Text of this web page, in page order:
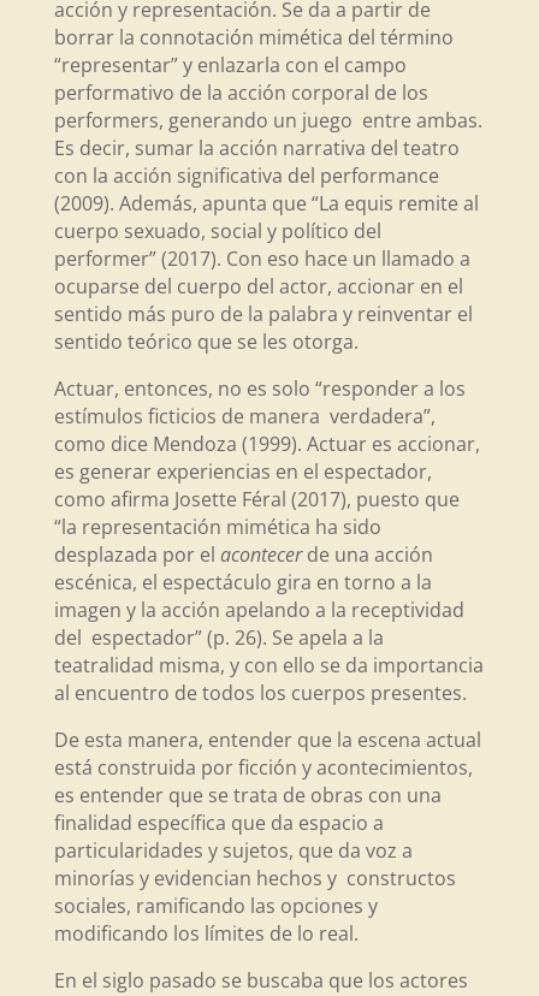
acción y representación. Se da a partir de
borrar la connotación mimética del término
“representar” y enlazarla con el campo
performativo de la acción corporal de los
performers, generando un juego entre ambas.
Es decir, sumar la acción narrativa del teatro
con la acción significativa del performance
(2009). Además, apunta que “La equis remite al
cuerpo sexuado, social y político del
performer” (2017). Con eso hace un llamado a
ocuparse del cuerpo del actor, accionar en el
sentido más puro de la palabra y reinventar el
sentido teórico que se les otorga.
Actuar, entonces, no es solo “responder a los
estímulos ficticios de manera verdadera”,
como dice Mendoza (1999). Actuar es accionar,
es generar experiencias en el espectador,
como afirma Josette Féral (2017), puesto que
“la representación mimética ha sido
desplazada por el acontecer de una acción
escénica, el espectáculo gira en torno a la
imagen y la acción apelando a la receptividad
del espectador” (p. 26). Se apela a la
teatralidad misma, y con ello se da importancia
al encuentro de todos los cuerpos presentes.
De esta manera, entender que la escena actual
está construida por ficción y acontecimientos,
es entender que se trata de obras con una
finalidad específica que da espacio a
particularidades y sujetos, que da voz a
minorías y evidencian hechos y constructos
sociales, ramificando las opciones y
modificando los límites de lo real.
En el siglo pasado se buscaba que los actores